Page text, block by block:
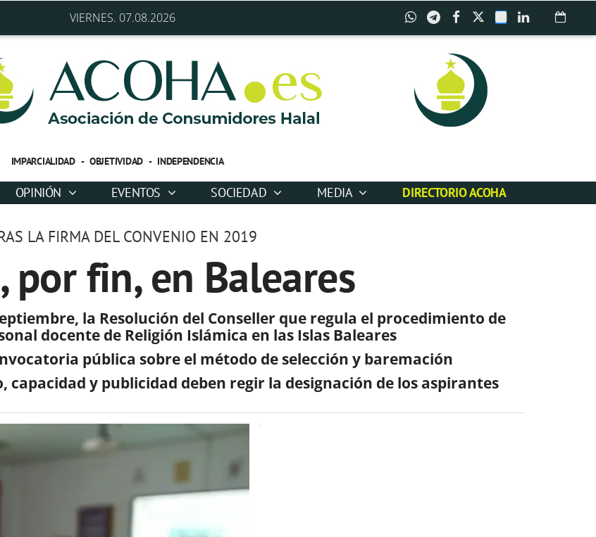
VIERNES. 07.08.2026
IMPARCIALIDAD - OBJETIVIDAD - INDEPENDENCIA
OPINIÓN EVENTOS SOCIEDAD MEDIA DIRECTORIO ACOHA
LA FIRMA DEL CONVENIO EN 2019
por fin, en Baleares
la Resolución del Conseller que regula el procedimiento de
docente de Religión Islámica en las Islas Baleares
pública sobre el método de selección y baremación
y publicidad deben regir la designación de los aspirantes